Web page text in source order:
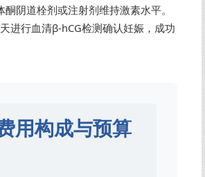
阴道栓剂或注射剂维持激素水平。
进行血清β-hCG检测确认妊娠，成功
用构成与预算